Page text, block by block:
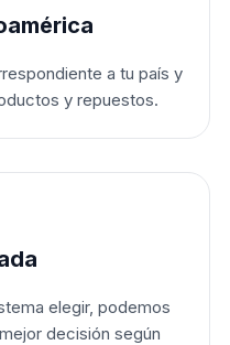
a tu país y
y repuestos.
elegir, podemos
decisión según